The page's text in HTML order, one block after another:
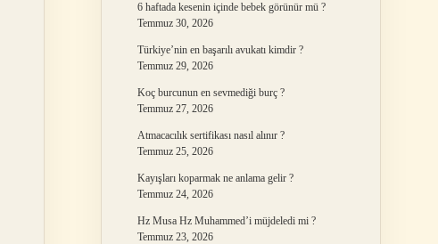
6 haftada kesenin içinde bebek görünür mü ?
Temmuz 30, 2026
Türkiye’nin en başarılı avukatı kimdir ?
Temmuz 29, 2026
Koç burcunun en sevmediği burç ?
Temmuz 27, 2026
Atmacacılık sertifikası nasıl alınır ?
Temmuz 25, 2026
Kayışları koparmak ne anlama gelir ?
Temmuz 24, 2026
Hz Musa Hz Muhammed’i müjdeledi mi ?
Temmuz 23, 2026